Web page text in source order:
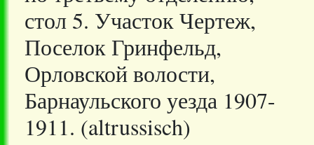
стол 5. Участок Чертеж,
Поселок Гринфельд,
Орловской волости,
Барнаульского уезда 1907-
1911. (altrussisch)